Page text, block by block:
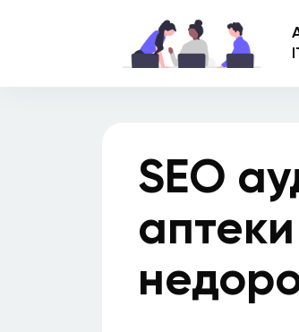
SEO